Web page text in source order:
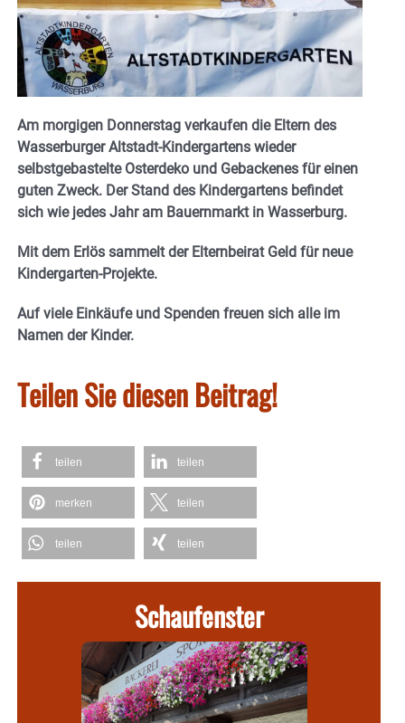
Am morgigen Donnerstag verkaufen die Eltern des
Wasserburger Altstadt-Kindergartens wieder
selbstgebastelte Osterdeko und Gebackenes für einen
guten Zweck. Der Stand des Kindergartens befindet
sich wie jedes Jahr am Bauernmarkt in Wasserburg.
Mit dem Erlös sammelt der Elternbeirat Geld für neue
Kindergarten-Projekte.
Auf viele Einkäufe und Spenden freuen sich alle im
Namen der Kinder.
Teilen Sie diesen Beitrag!
teilen teilen
merken teilen
teilen teilen
Schaufenster